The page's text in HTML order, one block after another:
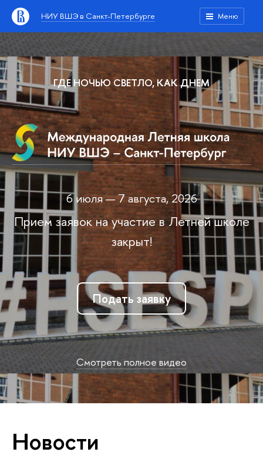
НИУ ВШЭ в Санкт-Петербурге Меню
ГДЕ НОЧЬЮ СВЕТЛО, КАК ДНЕМ
6 июля — 7 августа, 2026
Прием заявок на участие в Летней школе
закрыт!
Подать заявку
Смотреть полное видео
Новости